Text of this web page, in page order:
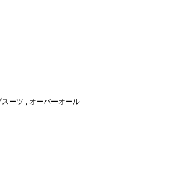
ーツ , オーバーオール